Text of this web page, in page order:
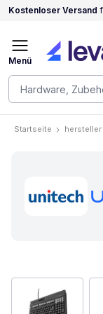
Kostenloser Versand
Menü
Startseite hersteller